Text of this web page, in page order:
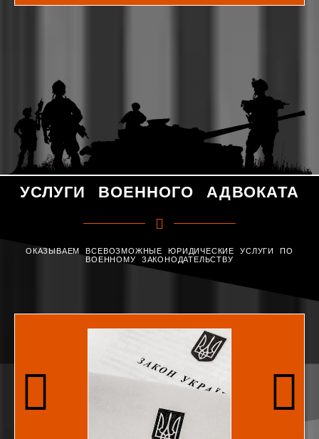
УСЛУГИ ВОЕННОГО АДВОКАТА
ОКАЗЫВАЕМ ВСЕВОЗМОЖНЫЕ ЮРИДИЧЕСКИЕ УСЛУГИ ПО
ВОЕННОМУ ЗАКОНОДАТЕЛЬСТВУ